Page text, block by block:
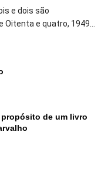
e dois são
e quatro, 1949...
de um livro